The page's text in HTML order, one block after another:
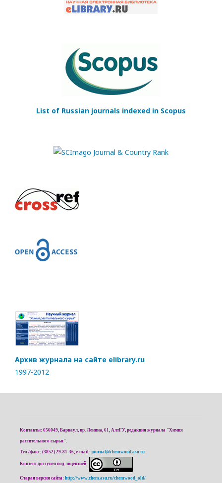
List of Russian journals indexed in Scopus
Архив журнала на сайте elibrary.ru
1997-2012
Контакты: 656049, Барнаул, пр. Ленина, 61, АлтГУ, редакция журнала "Химия
растительного сырья".
Тел./факс: (3852) 29-81-36, e-mail: journal@chemwood.asu.ru
Контент доступен под лицензией
Старая версия сайта: http://www.chem.asu.ru/chemwood_old/